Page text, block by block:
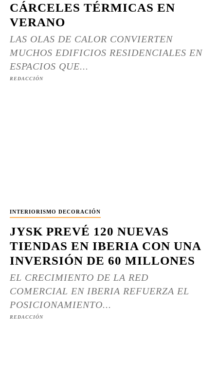
CÁRCELES TÉRMICAS EN
VERANO
LAS OLAS DE CALOR CONVIERTEN
MUCHOS EDIFICIOS RESIDENCIALES EN
ESPACIOS QUE...
REDACCIÓN
INTERIORISMO DECORACIÓN
JYSK PREVÉ 120 NUEVAS
TIENDAS EN IBERIA CON UNA
INVERSIÓN DE 60 MILLONES
EL CRECIMIENTO DE LA RED
COMERCIAL EN IBERIA REFUERZA EL
POSICIONAMIENTO...
REDACCIÓN